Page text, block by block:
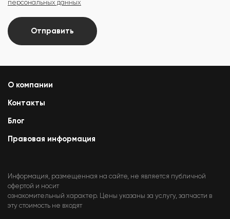
персональных данных
Отправить
О компании
Контакты
Блог
Правовая информация
Информация, размещенная на сайте, не является публичной
офертой и носит
ознакомительный характер. Цены указаны за услугу, запчасти в
эту стоимость не входят